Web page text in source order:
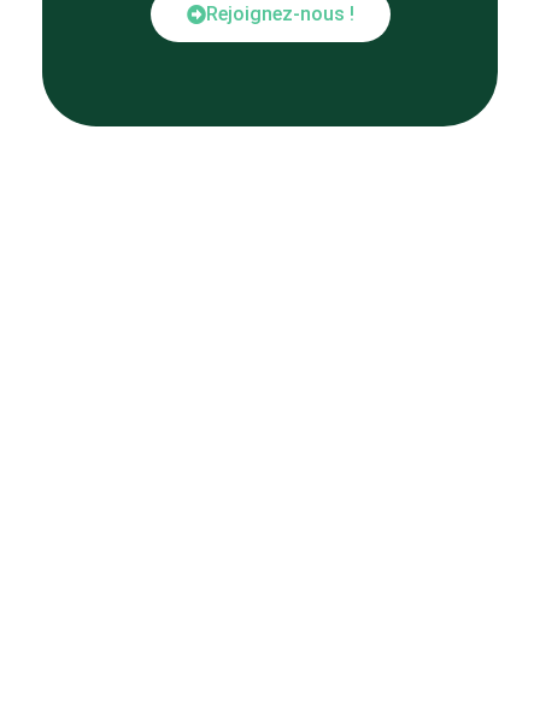
Rejoignez-nous !